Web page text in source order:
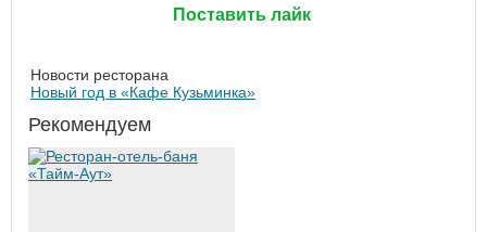
Поставить лайк
Новости ресторана
Новый год в «Кафе Кузьминка»
Рекомендуем